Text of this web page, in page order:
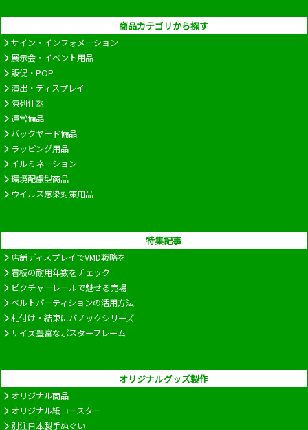
商品カテゴリから探す
サイン・インフォメーション
展示会・イベント用品
販促・POP
演出・ディスプレイ
陳列什器
運営備品
バックヤード備品
ラッピング用品
イルミネーション
環境配慮型商品
ウイルス感染対策用品
特集記事
店舗ディスプレイでVMD戦略を
看板の耐用年数をチェック
ピクチャーレールで魅せる売場
ベルトパーティションの活用方法
札付け・結束にバノックシリーズ
サイズ豊富なポスターフレーム
オリジナルグッズ製作
オリジナル商品
オリジナル紙コースター
別注日本製手ぬぐい